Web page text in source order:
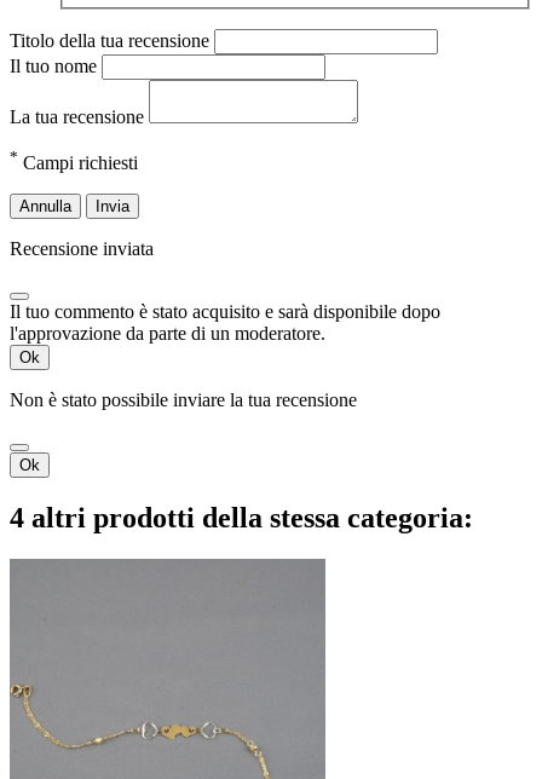
Titolo della tua recensione
Il tuo nome
La tua recensione
* Campi richiesti
Annulla Invia
Recensione inviata
Il tuo commento è stato acquisito e sarà disponibile dopo
l'approvazione da parte di un moderatore.
Ok
Non è stato possibile inviare la tua recensione
Ok
4 altri prodotti della stessa categoria: